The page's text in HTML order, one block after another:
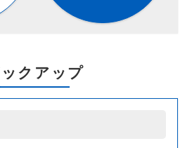
ックアップ